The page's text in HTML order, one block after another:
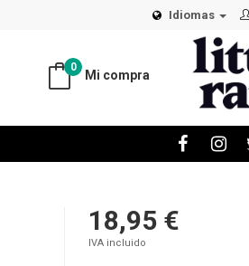
Idiomas
Mi compra
0
18,95 €
IVA incluido